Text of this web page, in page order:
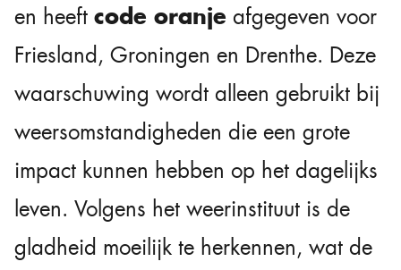
en heeft code oranje afgegeven voor
Friesland, Groningen en Drenthe. Deze
waarschuwing wordt alleen gebruikt bij
weersomstandigheden die een grote
impact kunnen hebben op het dagelijks
leven. Volgens het weerinstituut is de
gladheid moeilijk te herkennen, wat de